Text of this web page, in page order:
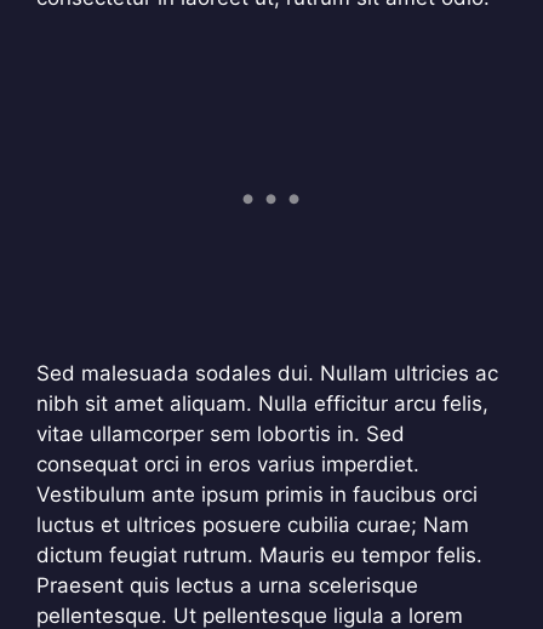
Sed malesuada sodales dui. Nullam ultricies ac
nibh sit amet aliquam. Nulla efficitur arcu felis,
vitae ullamcorper sem lobortis in. Sed
consequat orci in eros varius imperdiet.
Vestibulum ante ipsum primis in faucibus orci
luctus et ultrices posuere cubilia curae; Nam
dictum feugiat rutrum. Mauris eu tempor felis.
Praesent quis lectus a urna scelerisque
pellentesque. Ut pellentesque ligula a lorem